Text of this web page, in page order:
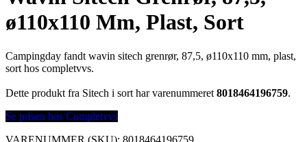
ø110x110 Mm, Plast, Sort
Campingday fandt wavin sitech grenrør, 87,5, ø110x110 mm, plast,
sort hos completvvs.
Dette produkt fra Sitech i sort har varenummeret 8018464196759.
Se prisen hos Completvvs
VARENUMMER (SKU): 8018464196759